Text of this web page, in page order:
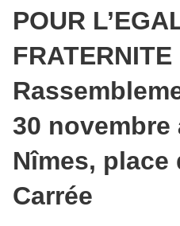
POUR
FRATERNITE
30 novembre
Nîmes, place
Carrée